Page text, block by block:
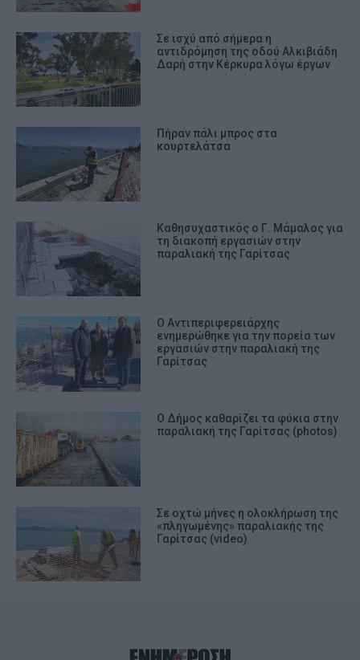
Σε ισχύ από σήμερα η
αντιδρόμηση της οδού Αλκιβιάδη
Δαρή στην Κέρκυρα λόγω έργων
Πήραν πάλι μπρος στα
κουρτελάτσα
Καθησυχαστικός ο Γ. Μάμαλος για
τη διακοπή εργασιών στην
παραλιακή της Γαρίτσας
Ο Αντιπεριφερειάρχης
ενημερώθηκε για την πορεία των
εργασιών στην παραλιακή της
Γαρίτσας
Ο Δήμος καθαρίζει τα φύκια στην
παραλιακή της Γαρίτσας (photos)
Σε οχτώ μήνες η ολοκλήρωση της
«πληγωμένης» παραλιακής της
Γαρίτσας (video)